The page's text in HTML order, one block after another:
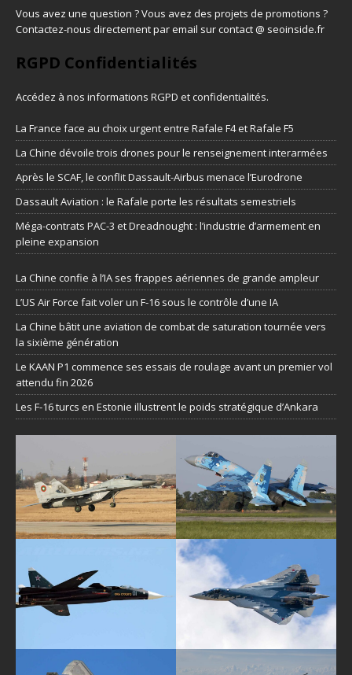
Vous avez une question ? Vous avez des projets de promotions ?
Contactez-nous directement par email sur contact @ seoinside.fr
RGPD Confidentialités
Accédez à nos informations RGPD et confidentialités.
La France face au choix urgent entre Rafale F4 et Rafale F5
La Chine dévoile trois drones pour le renseignement interarmées
Après le SCAF, le conflit Dassault-Airbus menace l’Eurodrone
Dassault Aviation : le Rafale porte les résultats semestriels
Méga-contrats PAC-3 et Dreadnought : l’industrie d’armement en
pleine expansion
La Chine confie à l’IA ses frappes aériennes de grande ampleur
L’US Air Force fait voler un F-16 sous le contrôle d’une IA
La Chine bâtit une aviation de combat de saturation tournée vers
la sixième génération
Le KAAN P1 commence ses essais de roulage avant un premier vol
attendu fin 2026
Les F-16 turcs en Estonie illustrent le poids stratégique d’Ankara